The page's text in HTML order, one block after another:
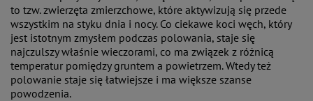
to tzw. zwierzęta zmierzchowe, które aktywizują się przede
wszystkim na styku dnia i nocy. Co ciekawe koci węch, który
jest istotnym zmysłem podczas polowania, staje się
najczulszy właśnie wieczorami, co ma związek z różnicą
temperatur pomiędzy gruntem a powietrzem. Wtedy też
polowanie staje się łatwiejsze i ma większe szanse
powodzenia.